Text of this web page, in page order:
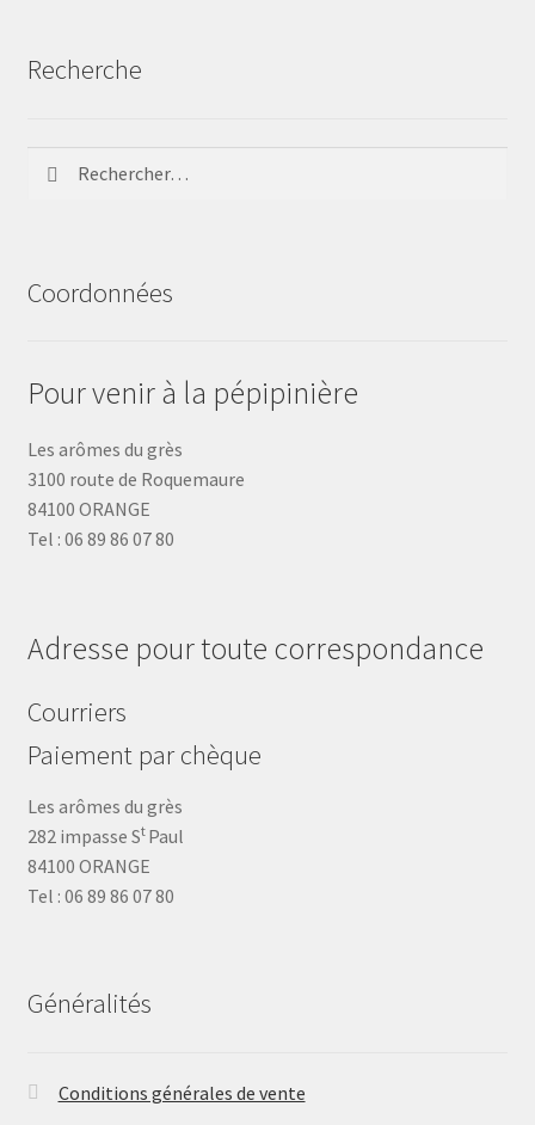
Recherche
Coordonnées
Pour venir à la pépipinière
Les arômes du grès
3100 route de Roquemaure
84100 ORANGE
Tel : 06 89 86 07 80
Adresse pour toute correspondance
Courriers
Paiement par chèque
Les arômes du grès
282 impasse St Paul
84100 ORANGE
Tel : 06 89 86 07 80
Généralités
Conditions générales de vente